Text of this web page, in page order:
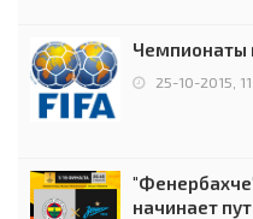
Чемпионаты
25-10-2015,
начинает